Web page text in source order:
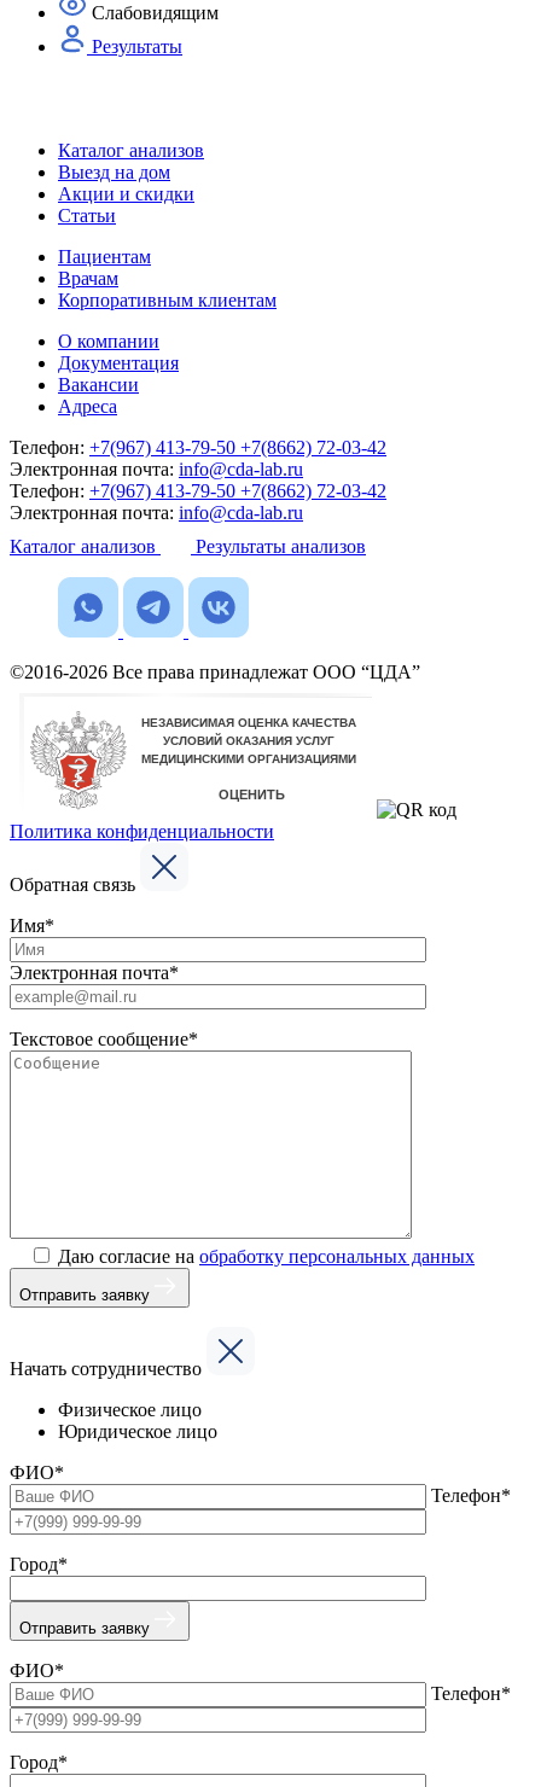
Слабовидящим
Результаты
Каталог анализов
Выезд на дом
Акции и скидки
Статьи
Пациентам
Врачам
Корпоративным клиентам
О компании
Документация
Вакансии
Адреса
Телефон: +7(967) 413-79-50 +7(8662) 72-03-42
Электронная почта: info@cda-lab.ru
Телефон: +7(967) 413-79-50 +7(8662) 72-03-42
Электронная почта: info@cda-lab.ru
Каталог анализов
Результаты анализов
©2016-2026 Все права принадлежат ООО “ЦДА”
Политика конфиденциальности
Обратная связь
Имя*
Электронная почта*
Текстовое сообщение*
Даю согласие на обработку персональных данных
Отправить заявку
Начать сотрудничество
Физическое лицо
Юридическое лицо
ФИО*
Телефон*
Город*
Отправить заявку
ФИО*
Телефон*
Город*